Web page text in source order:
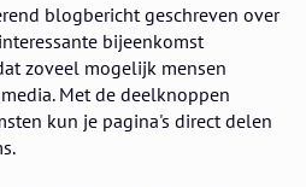
blogbericht geschreven over
bijeenkomst
zoveel mogelijk mensen
Met de deelknoppen
kun je pagina's direct delen